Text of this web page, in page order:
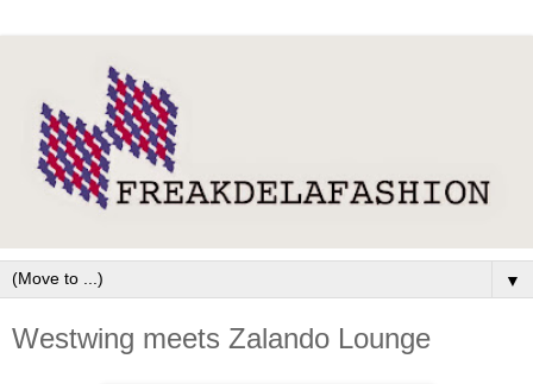
▼
Westwing meets Zalando Lounge